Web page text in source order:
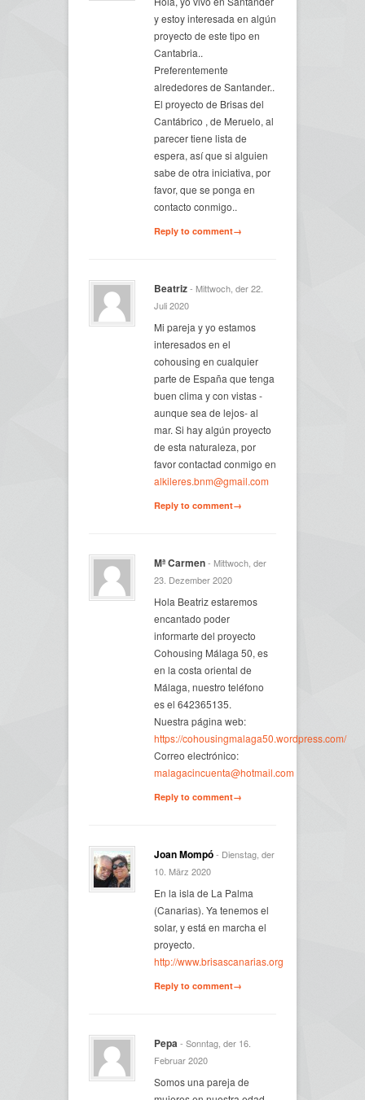
y estoy interesada en algún
proyecto de este tipo en
Cantabria..
Preferentemente
alrededores de Santander..
El proyecto de Brisas del
Cantábrico , de Meruelo, al
parecer tiene lista de
espera, así que si alguien
sabe de otra iniciativa, por
favor, que se ponga en
contacto conmigo..
Reply to comment→
Beatriz- Mittwoch, der 22.
Juli 2020
Mi pareja y yo estamos
interesados en el
cohousing en cualquier
parte de España que tenga
buen clima y con vistas -
aunque sea de lejos- al
mar. Si hay algún proyecto
de esta naturaleza, por
favor contactad conmigo en
alkileres.bnm@gmail.com
Reply to comment→
Mª Carmen- Mittwoch, der
23. Dezember 2020
Hola Beatriz estaremos
encantado poder
informarte del proyecto
Cohousing Málaga 50, es
en la costa oriental de
Málaga, nuestro teléfono
es el 642365135.
Nuestra página web:
https://cohousingmalaga50.wordpress.com/
Correo electrónico:
malagacincuenta@hotmail.com
Reply to comment→
Joan Mompó- Dienstag, der
10. März 2020
En la isla de La Palma
(Canarias). Ya tenemos el
solar, y está en marcha el
proyecto.
http://www.brisascanarias.org
Reply to comment→
Pepa- Sonntag, der 16.
Februar 2020
Somos una pareja de